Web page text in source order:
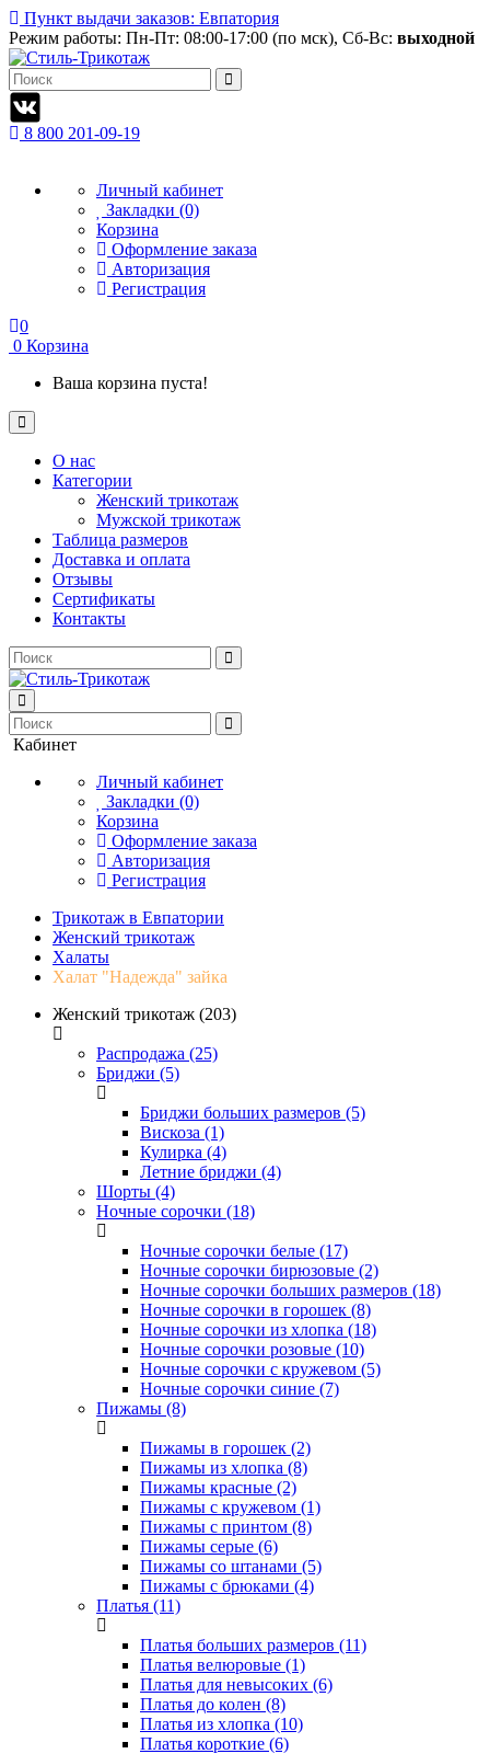
Пункт выдачи заказов: Евпатория
Режим работы: Пн-Пт: 08:00-17:00 (по мск), Сб-Вс: выходной
8 800 201-09-19
Личный кабинет
Закладки (0)
Корзина
Оформление заказа
Авторизация
Регистрация
0
0 Корзина
Ваша корзина пуста!
О нас
Категории
Женский трикотаж
Мужской трикотаж
Таблица размеров
Доставка и оплата
Отзывы
Сертификаты
Контакты
Кабинет
Личный кабинет
Закладки (0)
Корзина
Оформление заказа
Авторизация
Регистрация
Трикотаж в Евпатории
Женский трикотаж
Халаты
Халат "Надежда" зайка
Женский трикотаж (203)
Распродажа (25)
Бриджи (5)
Бриджи больших размеров (5)
Вискоза (1)
Кулирка (4)
Летние бриджи (4)
Шорты (4)
Ночные сорочки (18)
Ночные сорочки белые (17)
Ночные сорочки бирюзовые (2)
Ночные сорочки больших размеров (18)
Ночные сорочки в горошек (8)
Ночные сорочки из хлопка (18)
Ночные сорочки розовые (10)
Ночные сорочки с кружевом (5)
Ночные сорочки синие (7)
Пижамы (8)
Пижамы в горошек (2)
Пижамы из хлопка (8)
Пижамы красные (2)
Пижамы с кружевом (1)
Пижамы с принтом (8)
Пижамы серые (6)
Пижамы со штанами (5)
Пижамы с брюками (4)
Платья (11)
Платья больших размеров (11)
Платья велюровые (1)
Платья для невысоких (6)
Платья до колен (8)
Платья из хлопка (10)
Платья короткие (6)